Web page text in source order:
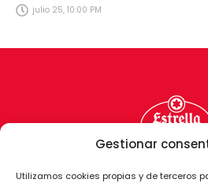
Gestionar
Utilizamos cookies propias y de terceros
julio 25, 10:00 PM